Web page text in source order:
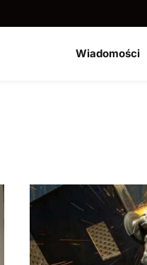
Wiadomości